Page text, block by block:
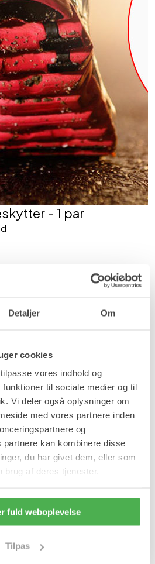
Detaljer Om
cookies
vores indhold og
til sociale medier og til
Vi deler også oplysninger om
med vores partnere inden
og
partnere kan kombinere disse
du har givet dem, eller som
brug af deres tjenester.
fuld weboplevelse
Tilpas
- 1 par
tryk og slid ved gang og løb.
og trykaflastende ved gang og